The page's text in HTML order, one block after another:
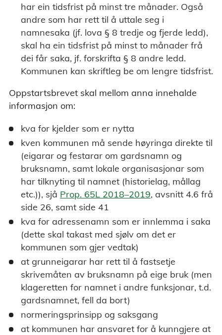
har ein tidsfrist på minst tre månader. Også
andre som har rett til å uttale seg i
namnesaka (jf. lova § 8 tredje og fjerde ledd),
skal ha ein tidsfrist på minst to månader frå
dei får saka, jf. forskrifta § 8 andre ledd.
Kommunen kan skriftleg be om lengre tidsfrist.
Oppstartsbrevet skal mellom anna innehalde
informasjon om:
kva for kjelder som er nytta
kven kommunen må sende høyringa direkte til
(eigarar og festarar om gardsnamn og
bruksnamn, samt lokale organisasjonar som
har tilknyting til namnet (historielag, mållag
etc.)), sjå Prop. 65L 2018–2019, avsnitt 4.6 frå
side 26, samt side 41
kva for adressenamn som er innlemma i saka
(dette skal takast med sjølv om det er
kommunen som gjer vedtak)
at grunneigarar har rett til å fastsetje
skrivemåten av bruksnamn på eige bruk (men
klageretten for namnet i andre funksjonar, t.d.
gardsnamnet, fell da bort)
normeringsprinsipp og saksgang
at kommunen har ansvaret for å kunngjere at